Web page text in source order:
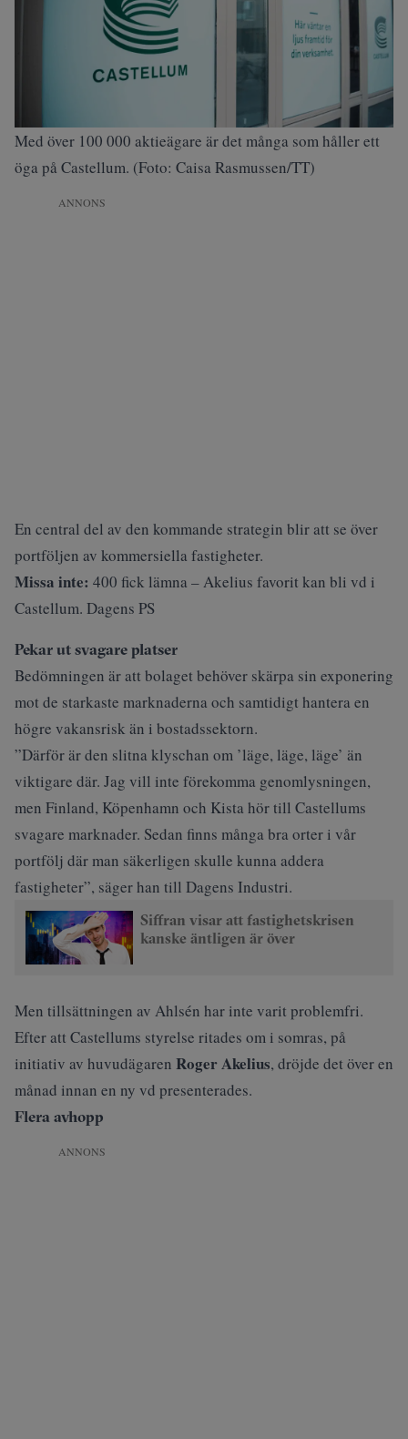
Med över 100 000 aktieägare är det många som håller ett
öga på Castellum. (Foto: Caisa Rasmussen/TT)
ANNONS
En central del av den kommande strategin blir att se över
portföljen av kommersiella fastigheter.
Missa inte: 400 fick lämna – Akelius favorit kan bli vd i
Castellum. Dagens PS
Pekar ut svagare platser
Bedömningen är att bolaget behöver skärpa sin exponering
mot de starkaste marknaderna och samtidigt hantera en
högre vakansrisk än i bostadssektorn.
”Därför är den slitna klyschan om ’läge, läge, läge’ än
viktigare där. Jag vill inte förekomma genomlysningen,
men Finland, Köpenhamn och Kista hör till Castellums
svagare marknader. Sedan finns många bra orter i vår
portfölj där man säkerligen skulle kunna addera
fastigheter”, säger han till Dagens Industri.
Siffran visar att fastighetskrisen
kanske äntligen är över
Men tillsättningen av Ahlsén har inte varit problemfri.
Efter att Castellums styrelse ritades om i somras, på
initiativ av huvudägaren Roger Akelius, dröjde det över en
månad innan en ny vd presenterades.
Flera avhopp
ANNONS